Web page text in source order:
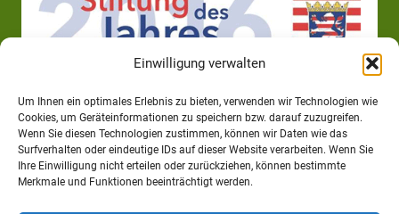
Einwilligung verwalten
Um Ihnen ein optimales Erlebnis zu bieten, verwenden wir Technologien wie
Cookies, um Geräteinformationen zu speichern bzw. darauf zuzugreifen.
Wenn Sie diesen Technologien zustimmen, können wir Daten wie das
Surfverhalten oder eindeutige IDs auf dieser Website verarbeiten. Wenn Sie
Ihre Einwilligung nicht erteilen oder zurückziehen, können bestimmte
Merkmale und Funktionen beeinträchtigt werden.